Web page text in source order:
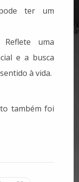
ter um
Reflete uma
e a busca
à vida.
também foi